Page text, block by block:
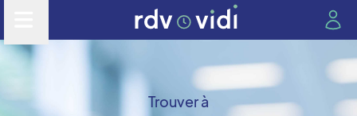
Trouver à